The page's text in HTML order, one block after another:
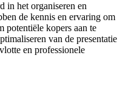
in het organiseren en
de kennis en ervaring om
potentiële kopers aan te
van de presentatie
en professionele